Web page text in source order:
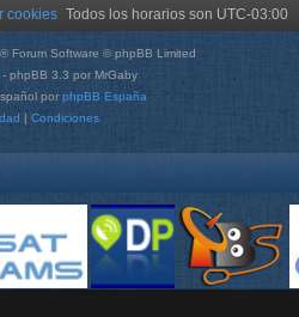
Todos los horarios son UTC-03:00
cookies
® Forum Software © phpBB Limited
- phpBB 3.3 por MrGaby
por phpBB España
| Condiciones